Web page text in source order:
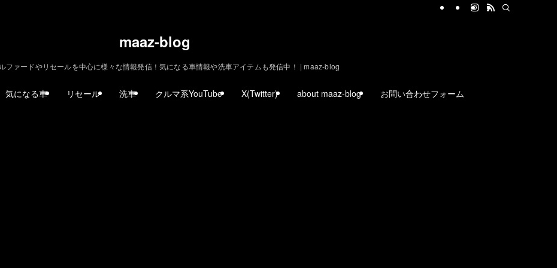
maaz-blog
ファードやリセールを中心に様々な情報発信！気になる車情報や洗車アイテムも発信中！ | maaz-blog
気になる車 リセール 洗車 クルマ系YouTube X(Twitter) about maaz-blog お問い合わせフォーム